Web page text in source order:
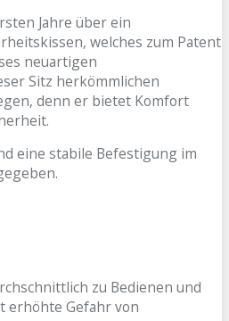
Jahre über ein
welches zum Patent
neuartigen
Sitz herkömmlichen
denn er bietet Komfort
eine stabile Befestigung im
zu Bedienen und
erhöhte Gefahr von